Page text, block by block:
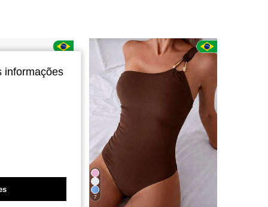
3K
7
informações